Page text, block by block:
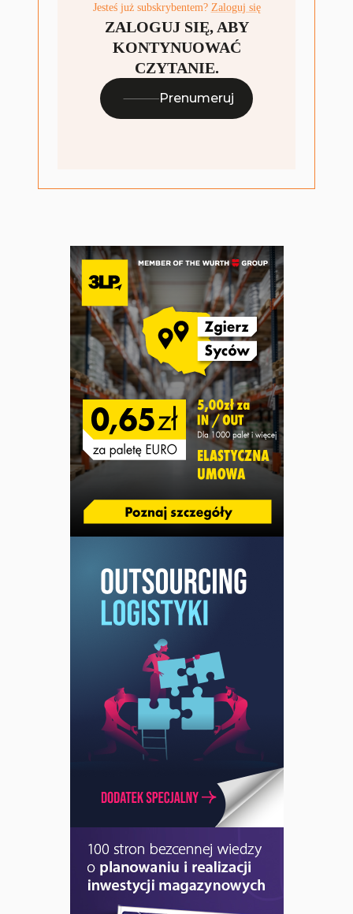
Jesteś już subskrybentem? Zaloguj się
ZALOGUJ SIĘ, ABY
KONTYNUOWAĆ
CZYTANIE.
Prenumeruj